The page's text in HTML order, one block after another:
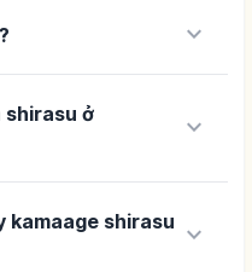
keyboard_arrow_down
shirasu ở
keyboard_arrow_down
kamaage shirasu keyboard_arrow_down